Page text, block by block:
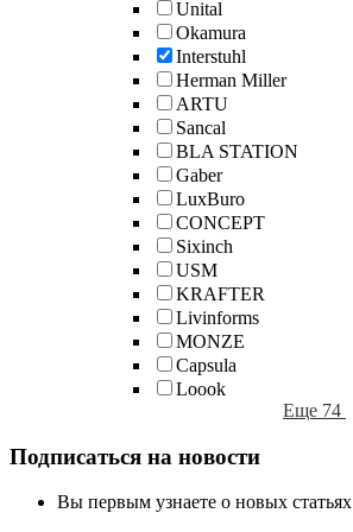
Unital
Okamura
Interstuhl
Herman Miller
ARTU
Sancal
BLA STATION
Gaber
LuxBuro
CONCEPT
Sixinch
USM
KRAFTER
Livinforms
MONZE
Capsula
Loook
Еще 74
Подписаться на новости
Вы первым узнаете о новых статьях